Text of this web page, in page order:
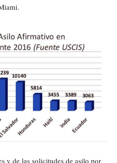
y de las solicitudes de asilo por